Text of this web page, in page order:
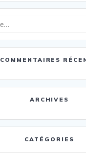
:
COMMENTAIRES
ARCHIVES
CATÉGORIES